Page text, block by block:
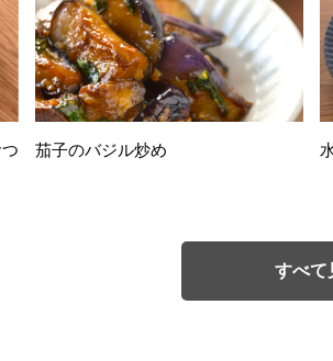
茄子のバジル炒め
すべて